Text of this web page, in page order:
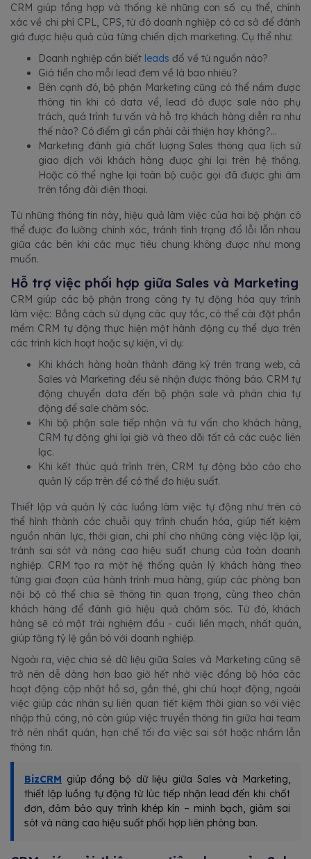
CRM giúp tổng hợp và thống kê những con số cụ thể, chính
xác về chi phí CPL, CPS, từ đó doanh nghiệp có cơ sở để đánh
giá được hiệu quả của từng chiến dịch marketing. Cụ thể như:
Doanh nghiệp cần biết leads đổ về từ nguồn nào?
Giá tiền cho mỗi lead đem về là bao nhiêu?
Bên cạnh đó, bộ phận Marketing cũng có thể nắm được
thông tin khi có data về, lead đó được sale nào phụ
trách, quá trình tư vấn và hỗ trợ khách hàng diễn ra như
thế nào? Có điểm gì cần phải cải thiện hay không?…
Marketing đánh giá chất lượng Sales thông qua lịch sử
giao dịch với khách hàng được ghi lại trên hệ thống.
Hoặc có thể nghe lại toàn bộ cuộc gọi đã được ghi âm
trên tổng đài điện thoại.
Từ những thông tin này, hiệu quả làm việc của hai bộ phận có
thể được đo lường chính xác, tránh tình trạng đổ lỗi lẫn nhau
giữa các bên khi các mục tiêu chung không được như mong
muốn.
Hỗ trợ việc phối hợp giữa Sales và Marketing
CRM giúp các bộ phận trong công ty tự động hóa quy trình
làm việc: Bằng cách sử dụng các quy tắc, có thể cài đặt phần
mềm CRM tự động thực hiện một hành động cụ thể dựa trên
các trình kích hoạt hoặc sự kiện, ví dụ:
Khi khách hàng hoàn thành đăng ký trên trang web, cả
Sales và Marketing đều sẽ nhận được thông báo. CRM tự
động chuyển data đến bộ phận sale và phân chia tự
động để sale chăm sóc.
Khi bộ phận sale tiếp nhận và tư vấn cho khách hàng,
CRM tự động ghi lại giờ và theo dõi tất cả các cuộc liên
lạc.
Khi kết thúc quá trình trên, CRM tự động báo cáo cho
quản lý cấp trên để có thể đo hiệu suất.
Thiết lập và quản lý các luồng làm việc tự động như trên có
thể hình thành các chuỗi quy trình chuẩn hóa, giúp tiết kiệm
nguồn nhân lực, thời gian, chi phí cho những công việc lặp lại,
tránh sai sót và nâng cao hiệu suất chung của toàn doanh
nghiệp. CRM tạo ra một hệ thống quản lý khách hàng theo
từng giai đoạn của hành trình mua hàng, giúp các phòng ban
nội bộ có thể chia sẻ thông tin quan trọng, cùng theo chân
khách hàng để đánh giá hiệu quả chăm sóc. Từ đó, khách
hàng sẽ có một trải nghiệm đầu - cuối liền mạch, nhất quán,
giúp tăng tỷ lệ gắn bó với doanh nghiệp.
Ngoài ra, việc chia sẻ dữ liệu giữa Sales và Marketing cũng sẽ
trở nên dễ dàng hơn bao giờ hết nhờ việc đồng bộ hóa các
hoạt động cập nhật hồ sơ, gắn thẻ, ghi chú hoạt động, ngoài
việc giúp các nhân sự liên quan tiết kiệm thời gian so với việc
nhập thủ công, nó còn giúp việc truyền thông tin giữa hai team
trở nên nhất quán, hạn chế tối đa việc sai sót hoặc nhầm lẫn
thông tin.
BizCRM giúp đồng bộ dữ liệu giữa Sales và Marketing,
thiết lập luồng tự động từ lúc tiếp nhận lead đến khi chốt
đơn, đảm bảo quy trình khép kín – minh bạch, giảm sai
sót và nâng cao hiệu suất phối hợp liên phòng ban.